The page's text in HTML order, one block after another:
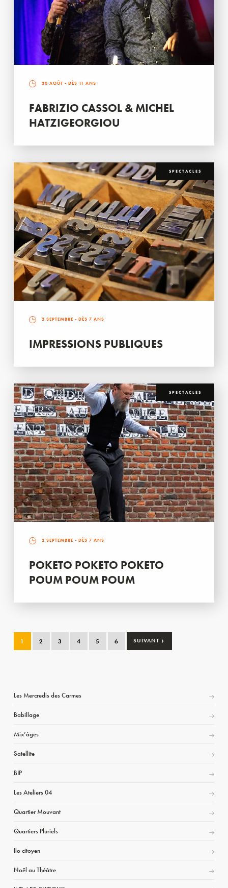
30 AOÛT - DÈS 11 ANS
FABRIZIO CASSOL & MICHEL
HATZIGEORGIOU
SPECTACLES
2 SEPTEMBRE - DÈS 7 ANS
IMPRESSIONS PUBLIQUES
SPECTACLES
2 SEPTEMBRE - DÈS 7 ANS
POKETO POKETO POKETO
POUM POUM POUM
1 2 3 4 5 6 SUIVANT ›
Les Mercredis des Carmes
Babillage
Mix’âges
Satellite
BIP
Les Ateliers 04
Quartier Mouvant
Quartiers Pluriels
Ilo citoyen
Noël au Théâtre